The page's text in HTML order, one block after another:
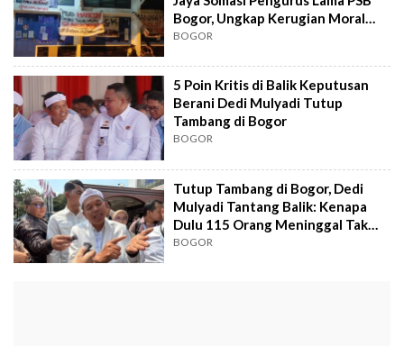
Bogor, Ungkap Kerugian Moral
dan ...
BOGOR
5 Poin Kritis di Balik Keputusan
Berani Dedi Mulyadi Tutup
Tambang di Bogor
BOGOR
Tutup Tambang di Bogor, Dedi
Mulyadi Tantang Balik: Kenapa
Dulu 115 Orang Meninggal Tak
Ada Demo?
BOGOR